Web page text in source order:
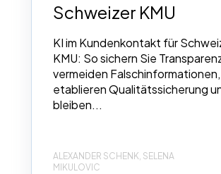
Schweizer KMU
KI im Kundenkontakt für
KMU: So sichern Sie
vermeiden Falschinformationen,
etablieren Qualitätssicherung
bleiben...
ALEXANDER SCHENK, SELENA
MIKULOVIC